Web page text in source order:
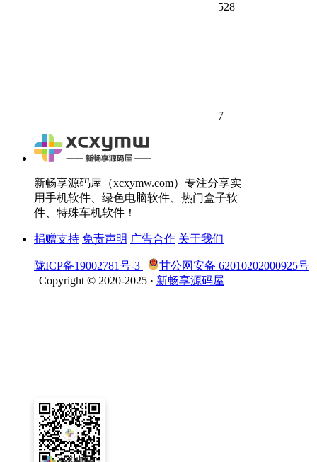
528
7
新畅享源码屋（xcxymw.com）专注分享实
用手机软件、绿色电脑软件、热门盒子软
件、特殊车机软件！
捐赠支持 免责声明 广告合作 关于我们
陇ICP备19002781号-3 |
甘公网安备 62010202000925号
| Copyright © 2020-2025 · 新畅享源码屋